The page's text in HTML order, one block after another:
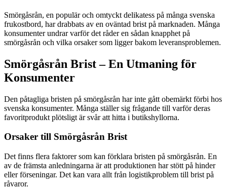
Smörgåsrån, en populär och omtyckt delikatess på många svenska
frukostbord, har drabbats av en oväntad brist på marknaden. Många
konsumenter undrar varför det råder en sådan knapphet på
smörgåsrån och vilka orsaker som ligger bakom leveransproblemen.
Smörgåsrån Brist – En Utmaning för
Konsumenter
Den påtagliga bristen på smörgåsrån har inte gått obemärkt förbi hos
svenska konsumenter. Många ställer sig frågande till varför deras
favoritprodukt plötsligt är svår att hitta i butikshyllorna.
Orsaker till Smörgåsrån Brist
Det finns flera faktorer som kan förklara bristen på smörgåsrån. En
av de främsta anledningarna är att produktionen har stött på hinder
eller förseningar. Det kan vara allt från logistikproblem till brist på
råvaror.